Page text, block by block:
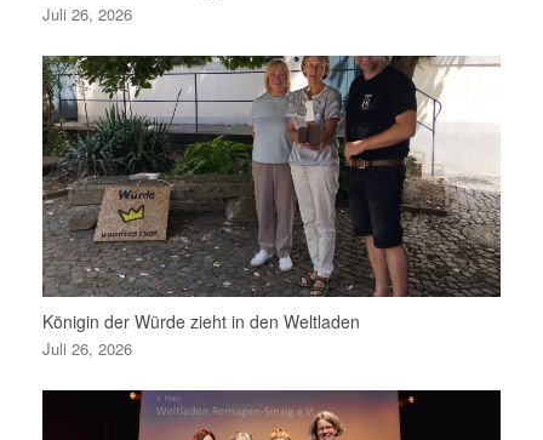
Juli 26, 2026
Königin der Würde zieht in den Weltladen
Juli 26, 2026